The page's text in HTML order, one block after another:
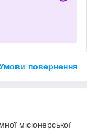
повернення
місіонерської